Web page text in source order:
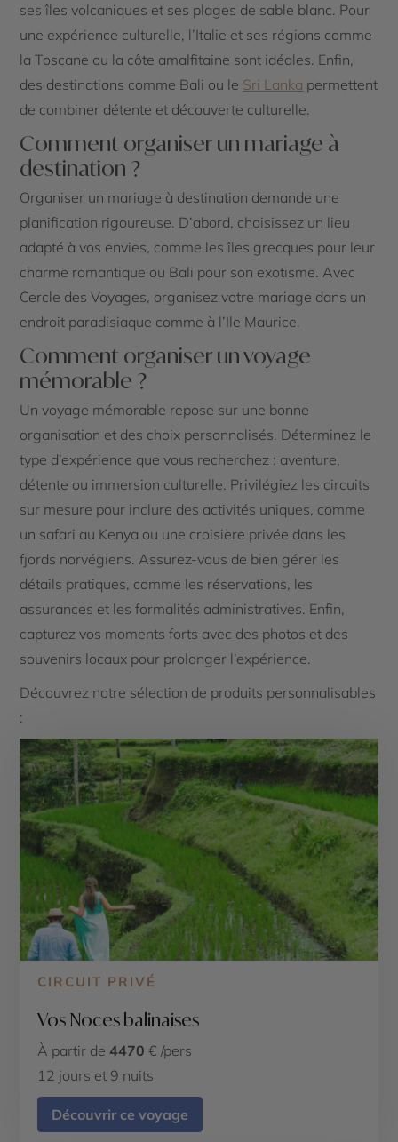
ses îles volcaniques et ses plages de sable blanc. Pour
une expérience culturelle, l’Italie et ses régions comme
la Toscane ou la côte amalfitaine sont idéales. Enfin,
des destinations comme Bali ou le Sri Lanka permettent
de combiner détente et découverte culturelle.
Comment organiser un mariage à
destination ?
Organiser un mariage à destination demande une
planification rigoureuse. D’abord, choisissez un lieu
adapté à vos envies, comme les îles grecques pour leur
charme romantique ou Bali pour son exotisme. Avec
Cercle des Voyages, organisez votre mariage dans un
endroit paradisiaque comme à l’Ile Maurice.
Comment organiser un voyage
mémorable ?
Un voyage mémorable repose sur une bonne
organisation et des choix personnalisés. Déterminez le
type d’expérience que vous recherchez : aventure,
détente ou immersion culturelle. Privilégiez les circuits
sur mesure pour inclure des activités uniques, comme
un safari au Kenya ou une croisière privée dans les
fjords norvégiens. Assurez-vous de bien gérer les
détails pratiques, comme les réservations, les
assurances et les formalités administratives. Enfin,
capturez vos moments forts avec des photos et des
souvenirs locaux pour prolonger l’expérience.
Découvrez notre sélection de produits personnalisables
:
CIRCUIT PRIVÉ
Vos Noces balinaises
À partir de 4470 € /pers
12 jours et 9 nuits
Découvrir ce voyage